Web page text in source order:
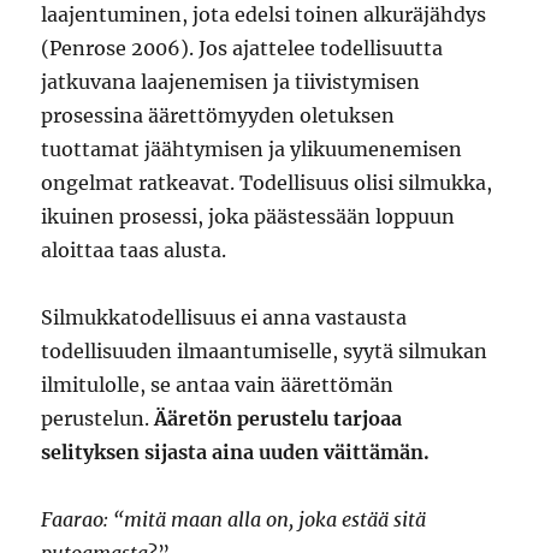
laajentuminen, jota edelsi toinen alkuräjähdys
(Penrose 2006). Jos ajattelee todellisuutta
jatkuvana laajenemisen ja tiivistymisen
prosessina äärettömyyden oletuksen
tuottamat jäähtymisen ja ylikuumenemisen
ongelmat ratkeavat. Todellisuus olisi silmukka,
ikuinen prosessi, joka päästessään loppuun
aloittaa taas alusta.
Silmukkatodellisuus ei anna vastausta
todellisuuden ilmaantumiselle, syytä silmukan
ilmitulolle, se antaa vain äärettömän
perustelun.Ääretön perustelu tarjoaa
selityksen sijasta aina uuden väittämän.
Faarao: “mitä maan alla on, joka estää sitä